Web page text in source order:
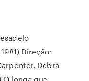
Direção:
Debra
O longa que